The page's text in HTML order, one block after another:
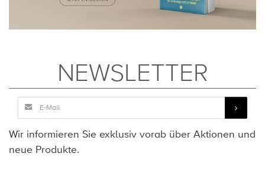
NEWSLETTER
Wir informieren Sie exklusiv vorab über Aktionen und
neue Produkte.